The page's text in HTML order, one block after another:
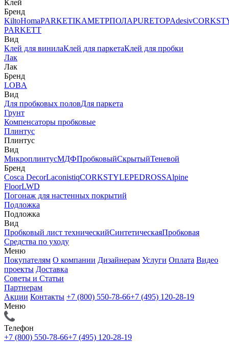
Клей
Бренд
KiltoHomaPARKETIKAМЕТРПОЛАPURETOPAdesiv
PARKETT
Вид
Клей для винилаКлей для паркетаКлей для пробки
Лак
Лак
Бренд
LOBA
Вид
Для пробковых половДля паркета
Грунт
Компенсаторы пробковые
Плинтус
Плинтус
Вид
МикроплинтусМДФПробковыйСкрытыйТеневой
Бренд
Cosca DecorLaconistiqCORKSTYLEPEDROSSAlpine
FloorLWD
Погонаж для настенных покрытий
Подложка
Подложка
Вид
Пробковый лист техническийСинтетическаяПробковая
Средства по уходу
Меню
Покупателям О компании Дизайнерам Услуги Оплата Видео
проекты Доставка
Советы и Статьи
Партнерам
Акции Контакты +7 (800) 550-78-66+7 (495) 120-28-19
Меню
Телефон
+7 (800) 550-78-66+7 (495) 120-28-19